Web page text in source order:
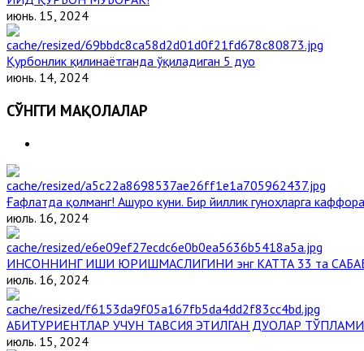
июнь. 15, 2024
Қурбонлик қилинаётганда ўқиладиган 5 дуо
июнь. 14, 2024
СЎНГГИ МАҚОЛАЛАР
Ғафлатда қолманг! Ашуро куни. Бир йиллик гуноҳларга
июль. 16, 2024
ИНСОННИНГ ИШИ ЮРИШМАСЛИГИНИ энг КАТТА 33 та
июль. 16, 2024
АБИТУРИЕНТЛАР УЧУН ТАВСИЯ ЭТИЛГАН ДУОЛАР ТЎПЛАМИ
июль. 15, 2024